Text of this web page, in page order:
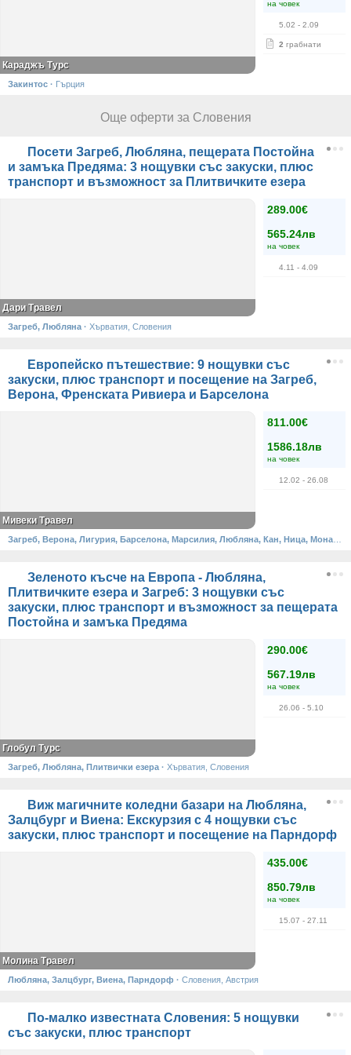
въздишките. Разходка до моста Риалто. Свободно време. В 19:00ч
Продължаване за България. По пътя - кратка панорамна обиколка
на Белград. Пристигане в София следобед.
на човек
5.02 - 2.09
2 грабнати
Караджъ Турс
Закинтос · Гърция
Още оферти за Словения
Посети Загреб, Любляна, пещерата Постойна
и замъка Предяма: 3 нощувки със закуски, плюс
транспорт и възможност за Плитвичките езера
289.00€
565.24лв
на човек
4.11 - 4.09
Дари Травел
Загреб, Любляна · Хърватия, Словения
Европейско пътешествие: 9 нощувки със
закуски, плюс транспорт и посещение на Загреб,
Верона, Френската Ривиера и Барселона
811.00€
1586.18лв
на човек
12.02 - 26.08
Мивеки Травел
Зеленото късче на Европа - Любляна,
Плитвичките езера и Загреб: 3 нощувки със
закуски, плюс транспорт и възможност за пещерата
Постойна и замъка Предяма
290.00€
567.19лв
на човек
26.06 - 5.10
Глобул Турс
Загреб, Любляна, Плитвички езера · Хърватия, Словения
Виж магичните коледни базари на Любляна,
Залцбург и Виена: Екскурзия с 4 нощувки със
закуски, плюс транспорт и посещение на Парндорф
435.00€
850.79лв
на човек
15.07 - 27.11
Молина Травел
Любляна, Залцбург, Виена, Парндорф · Словения, Австрия
По-малко известната Словения: 5 нощувки
със закуски, плюс транспорт